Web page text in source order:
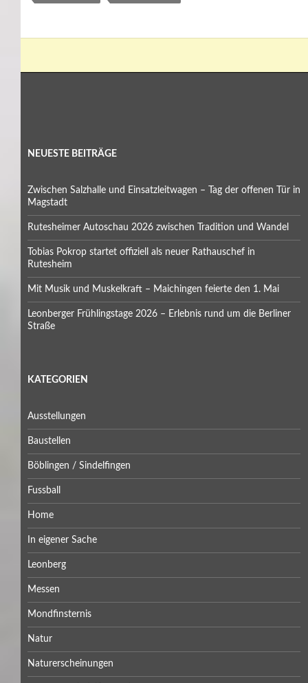
NEUESTE BEITRÄGE
Zwischen Salzhalle und Einsatzleitwagen – Tag der offenen Tür in
Magstadt
Rutesheimer Autoschau 2026 zwischen Tradition und Wandel
Tobias Pokrop startet offiziell als neuer Rathauschef in
Rutesheim
Mit Musik und Muskelkraft – Maichingen feierte den 1. Mai
Leonberger Frühlingstage 2026 – Erlebnis rund um die Berliner
Straße
KATEGORIEN
Ausstellungen
Baustellen
Böblingen / Sindelfingen
Fussball
Home
In eigener Sache
Leonberg
Messen
Mondfinsternis
Natur
Naturerscheinungen